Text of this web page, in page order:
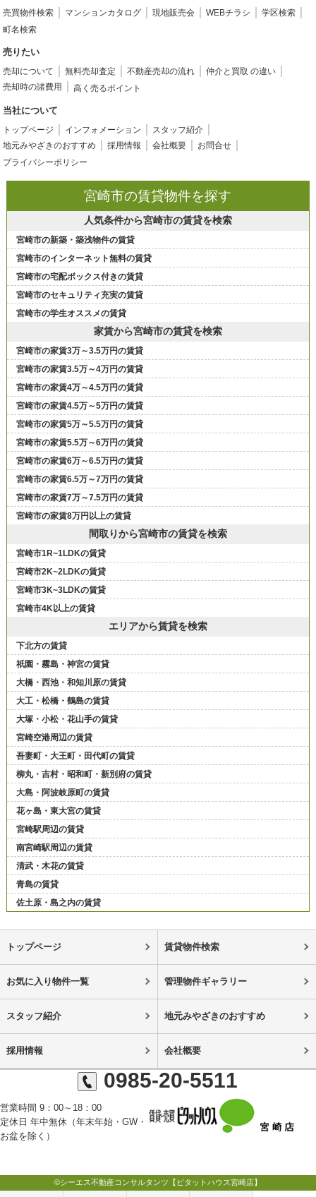
売買物件検索 マンションカタログ 現地販売会 WEBチラシ
学区検索
町名検索
売りたい
売却について 無料売却査定 不動産売却の流れ
仲介と買取 の違い
売却時の諸費用
高く売るポイント
当社について
トップページ インフォメーション
スタッフ紹介
地元みやざきのおすすめ
採用情報 会社概要
お問合せ
プライバシーポリシー
宮崎市の賃貸物件を探す
人気条件から宮崎市の賃貸を検索
宮崎市の新築・築浅物件の賃貸
宮崎市のインターネット無料の賃貸
宮崎市の宅配ボックス付きの賃貸
宮崎市のセキュリティ充実の賃貸
宮崎市の学生オススメの賃貸
家賃から宮崎市の賃貸を検索
宮崎市の家賃3万～3.5万円の賃貸
宮崎市の家賃3.5万～4万円の賃貸
宮崎市の家賃4万～4.5万円の賃貸
宮崎市の家賃4.5万～5万円の賃貸
宮崎市の家賃5万～5.5万円の賃貸
宮崎市の家賃5.5万～6万円の賃貸
宮崎市の家賃6万～6.5万円の賃貸
宮崎市の家賃6.5万～7万円の賃貸
宮崎市の家賃7万～7.5万円の賃貸
宮崎市の家賃8万円以上の賃貸
間取りから宮崎市の賃貸を検索
宮崎市1R~1LDKの賃貸
宮崎市2K~2LDKの賃貸
宮崎市3K~3LDKの賃貸
宮崎市4K以上の賃貸
エリアから賃貸を検索
下北方の賃貸
祇園・霧島・神宮の賃貸
大橋・西池・和知川原の賃貸
大工・松橋・鶴島の賃貸
大塚・小松・花山手の賃貸
宮崎空港周辺の賃貸
吾妻町・大王町・田代町の賃貸
柳丸・吉村・昭和町・新別府の賃貸
大島・阿波岐原町の賃貸
花ヶ島・東大宮の賃貸
宮崎駅周辺の賃貸
南宮崎駅周辺の賃貸
清武・木花の賃貸
青島の賃貸
佐土原・島之内の賃貸
トップページ 賃貸物件検索
お気に入り物件一覧 管理物件ギャラリー
スタッフ紹介 地元みやざきのおすすめ
採用情報 会社概要
0985-20-5511
営業時間 9：00～18：00
定休日 年中無休（年末年始・GW・
お盆を除く）
©シーエス不動産コンサルタンツ【ピタットハウス宮崎店】